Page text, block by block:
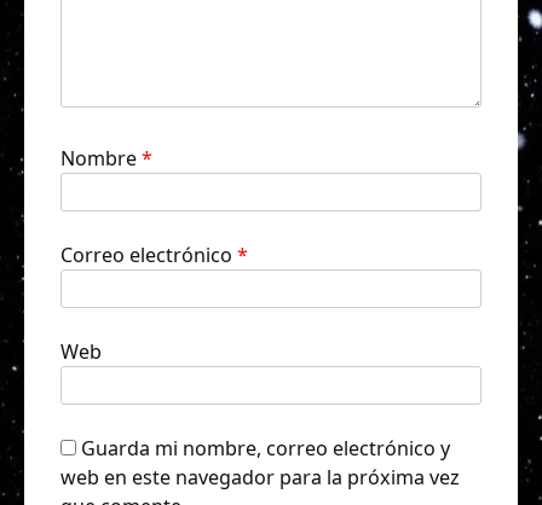
Nombre*
Correo electrónico *
Web
Guarda mi nombre, correo electrónico y
web en este navegador para la próxima vez